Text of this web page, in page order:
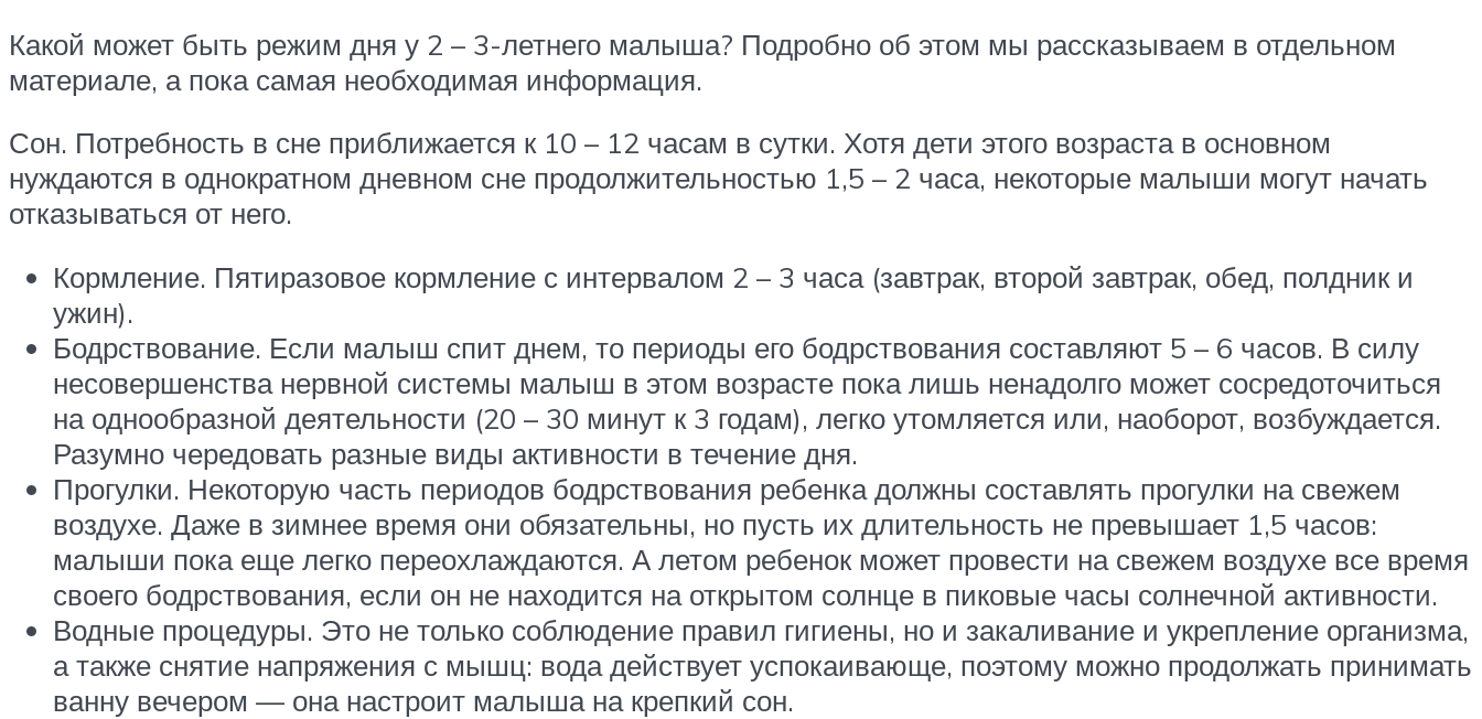
Какой может быть режим дня у 2 – 3-летнего малыша? Подробно об этом мы рассказываем в отдельном
материале, а пока самая необходимая информация.
Сон. Потребность в сне приближается к 10 – 12 часам в сутки. Хотя дети этого возраста в основном
нуждаются в однократном дневном сне продолжительностью 1,5 – 2 часа, некоторые малыши могут начать
отказываться от него.
Кормление. Пятиразовое кормление с интервалом 2 – 3 часа (завтрак, второй завтрак, обед, полдник и
ужин).
Бодрствование. Если малыш спит днем, то периоды его бодрствования составляют 5 – 6 часов. В силу
несовершенства нервной системы малыш в этом возрасте пока лишь ненадолго может сосредоточиться
на однообразной деятельности (20 – 30 минут к 3 годам), легко утомляется или, наоборот, возбуждается.
Разумно чередовать разные виды активности в течение дня.
Прогулки. Некоторую часть периодов бодрствования ребенка должны составлять прогулки на свежем
воздухе. Даже в зимнее время они обязательны, но пусть их длительность не превышает 1,5 часов:
малыши пока еще легко переохлаждаются. А летом ребенок может провести на свежем воздухе все время
своего бодрствования, если он не находится на открытом солнце в пиковые часы солнечной активности.
Водные процедуры. Это не только соблюдение правил гигиены, но и закаливание и укрепление организма,
а также снятие напряжения с мышц: вода действует успокаивающе, поэтому можно продолжать принимать
ванну вечером — она настроит малыша на крепкий сон.